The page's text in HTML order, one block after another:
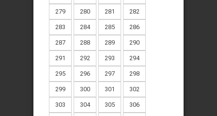
279 280 281 282
283 284 285 286
287 288 289 290
291 292 293 294
295 296 297 298
299 300 301 302
303 304 305 306